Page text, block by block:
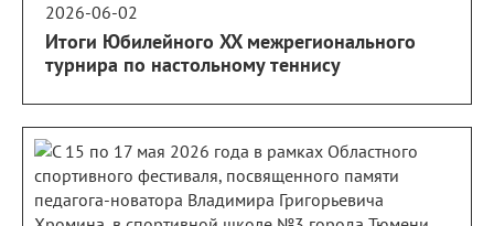
2026-06-02
Итоги Юбилейного XX межрегионального
турнира по настольному теннису